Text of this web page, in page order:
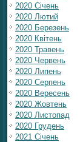
2020 Січень
2020 Лютий
2020 Березень
2020 Квітень
2020 Травень
2020 Червень
2020 Липень
2020 Серпень
2020 Вересень
2020 Жовтень
2020 Листопад
2020 Грудень
2021 Січень